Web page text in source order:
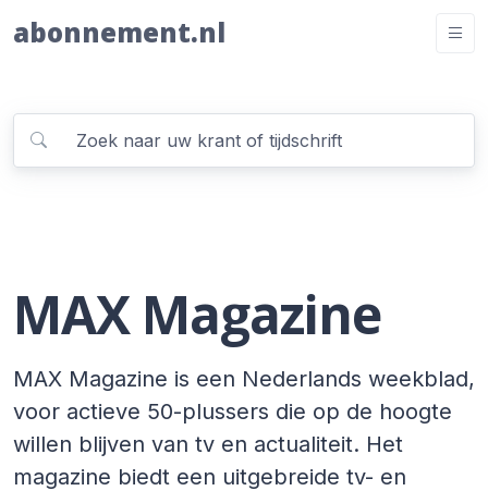
abonnement.nl
MAX Magazine
MAX Magazine is een Nederlands weekblad,
voor actieve 50-plussers die op de hoogte
willen blijven van tv en actualiteit. Het
magazine biedt een uitgebreide tv- en